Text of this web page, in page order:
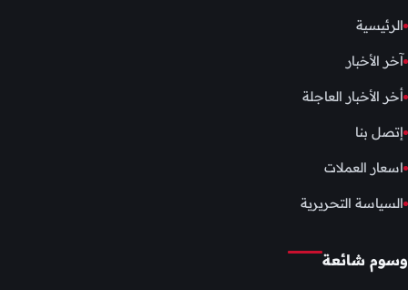
الرئيسية
آخر الأخبار
أخر الأخبار العاجلة
إتصل بنا
اسعار العملات
السياسة التحريرية
وسوم شائعة